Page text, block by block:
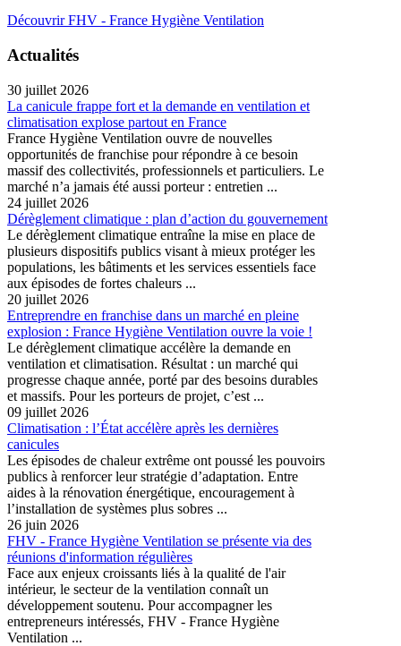
Découvrir FHV - France Hygiène Ventilation
Actualités
30 juillet 2026
La canicule frappe fort et la demande en ventilation et
climatisation explose partout en France
France Hygiène Ventilation ouvre de nouvelles
opportunités de franchise pour répondre à ce besoin
massif des collectivités, professionnels et particuliers. Le
marché n’a jamais été aussi porteur : entretien ...
24 juillet 2026
Dérèglement climatique : plan d’action du gouvernement
Le dérèglement climatique entraîne la mise en place de
plusieurs dispositifs publics visant à mieux protéger les
populations, les bâtiments et les services essentiels face
aux épisodes de fortes chaleurs ...
20 juillet 2026
Entreprendre en franchise dans un marché en pleine
explosion : France Hygiène Ventilation ouvre la voie !
Le dérèglement climatique accélère la demande en
ventilation et climatisation. Résultat : un marché qui
progresse chaque année, porté par des besoins durables
et massifs. Pour les porteurs de projet, c’est ...
09 juillet 2026
Climatisation : l’État accélère après les dernières
canicules
Les épisodes de chaleur extrême ont poussé les pouvoirs
publics à renforcer leur stratégie d’adaptation. Entre
aides à la rénovation énergétique, encouragement à
l’installation de systèmes plus sobres ...
26 juin 2026
FHV - France Hygiène Ventilation se présente via des
réunions d'information régulières
Face aux enjeux croissants liés à la qualité de l'air
intérieur, le secteur de la ventilation connaît un
développement soutenu. Pour accompagner les
entrepreneurs intéressés, FHV - France Hygiène
Ventilation ...